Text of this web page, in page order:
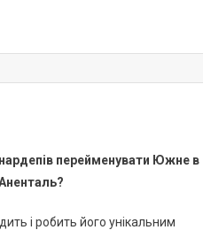
перейменувати Южне в
і робить його унікальним